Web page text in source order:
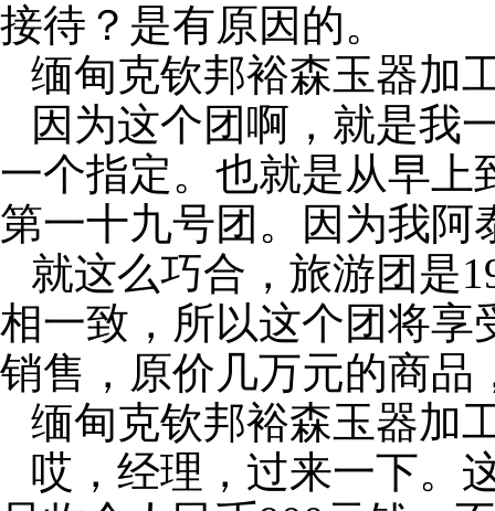
接待？是有原因的。
缅甸克钦邦裕森玉器加
因为这个团啊，就是我
一个指定。也就是从早上
第一十九号团。因为我阿
就这么巧合，旅游团是
相一致，所以这个团将享
销售，原价几万元的商品
缅甸克钦邦裕森玉器加
哎，经理，过来一下。